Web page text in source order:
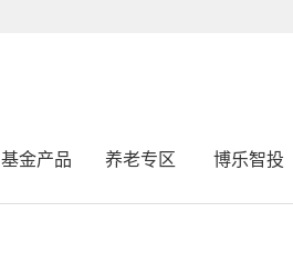
基金产品 养老专区 博乐智投